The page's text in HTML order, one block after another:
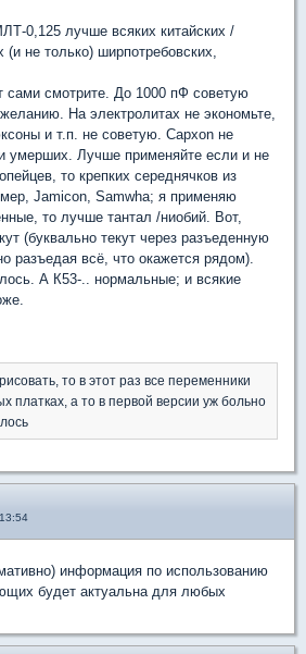
0,125 лучше всяких китайских /
(и не только) ширпотребовских,
сами смотрите. До 1000 пФ советую
На электролитах не экономьте,
и т.п. не советую. Capxon не
умерших. Лучше применяйте если и не
то крепких середнячков из
Jamicon, Samwha; я применяю
то лучше тантал /ниобий. Вот,
(буквально текут через разъеденную
разъедая всё, что окажется рядом).
А К53-.. нормальные; и всякие
то в этот раз все переменники
платках, а то в первой версии уж больно
информация по использованию
будет актуальна для любых